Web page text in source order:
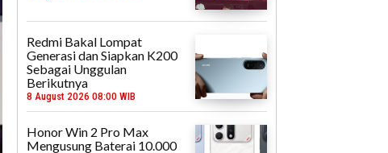
Redmi Bakal Lompat
Generasi dan Siapkan K200
Sebagai Unggulan
Berikutnya
8 August 2026 08:00 WIB
Honor Win 2 Pro Max
Mengusung Baterai 10.000